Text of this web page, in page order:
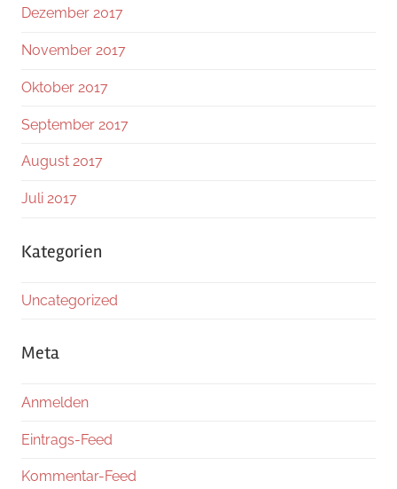
Dezember 2017
November 2017
Oktober 2017
September 2017
August 2017
Juli 2017
Kategorien
Uncategorized
Meta
Anmelden
Eintrags-Feed
Kommentar-Feed